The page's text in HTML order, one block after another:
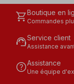
shopping_cartBoutique en
Commandes
support_agentService client
Assistance
helpAssistance
Une équipe